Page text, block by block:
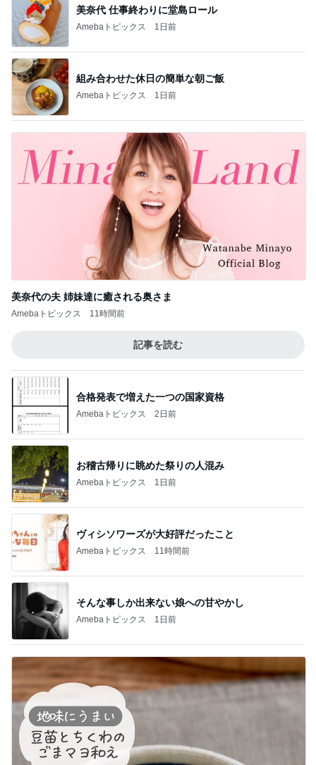
美奈代 仕事終わりに堂島ロール
Amebaトピックス 1日前
組み合わせた休日の簡単な朝ご飯
Amebaトピックス 1日前
美奈代の夫 姉妹達に癒される奥さま
Amebaトピックス 11時間前
記事を読む
合格発表で増えた一つの国家資格
Amebaトピックス 2日前
お稽古帰りに眺めた祭りの人混み
Amebaトピックス 1日前
ヴィシソワーズが大好評だったこと
Amebaトピックス 11時間前
そんな事しか出来ない娘への甘やかし
Amebaトピックス 1日前